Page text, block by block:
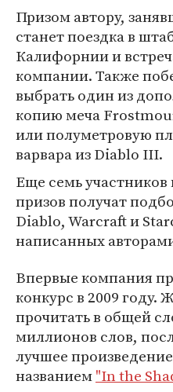
Призом автору,
станет поездка в
Калифорнии и
компании. Также
выбрать один из
копию меча
или полуметровую
варвара из Diablo III.
Еще семь участников
призов получат
Diablo, Warcraft и
написанных
Впервые компания
конкурс в 2009
прочитать в общей
миллионов слов,
лучшее
названием"In the